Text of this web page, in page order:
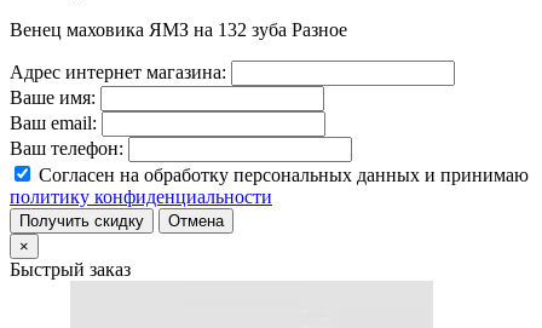
Венец маховика ЯМЗ на 132 зуба Разное
Адрес интернет магазина:
Ваше имя:
Ваш email:
Ваш телефон:
Согласен на обработку персональных данных и принимаю
политику конфиденциальности
Получить скидку
Отмена
×
Быстрый заказ